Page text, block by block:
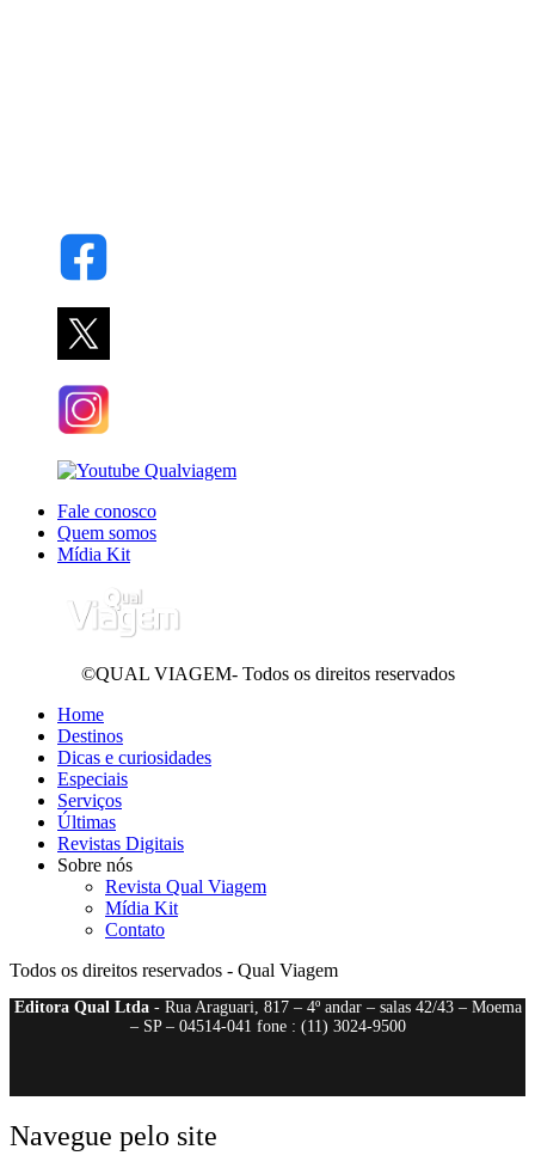
Fale conosco
Quem somos
Mídia Kit
©QUAL VIAGEM- Todos os direitos reservados
Home
Destinos
Dicas e curiosidades
Especiais
Serviços
Últimas
Revistas Digitais
Sobre nós
Revista Qual Viagem
Mídia Kit
Contato
Todos os direitos reservados - Qual Viagem
Editora Qual Ltda- Rua Araguari, 817 – 4º andar – salas 42/43 – Moema
– SP – 04514-041 fone : (11) 3024-9500
Navegue pelo site